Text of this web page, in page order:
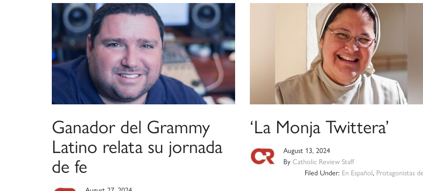
Ganador del Grammy
Latino relata su jornada
de fe
‘La Monja Twittera’
August 13, 2024
By Catholic Review Staff
Filed Under: En Español, Protagonistas